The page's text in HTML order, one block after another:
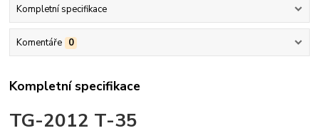
Kompletní specifikace
Komentáře 0
Kompletní specifikace
TG-2012 T-35